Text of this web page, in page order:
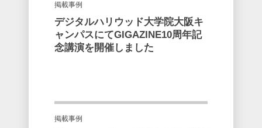
掲載事例
デジタルハリウッド大学院大阪キ
ャンパスにてGIGAZINE10周年記
念講演を開催しました
掲載事例